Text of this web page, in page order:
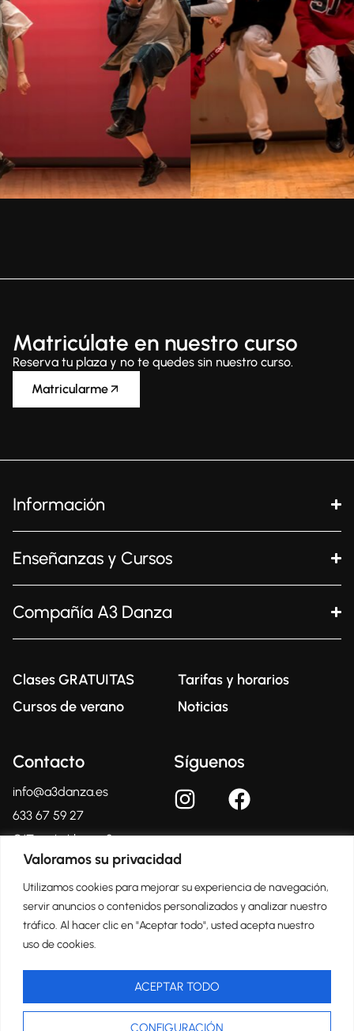
Valoramos su privacidad
Utilizamos cookies para mejorar su experiencia de navegación,
servir anuncios o contenidos personalizados y analizar nuestro
tráfico. Al hacer clic en "Aceptar todo", usted acepta nuestro
uso de cookies.
CONFIGURACIÓN
ACEPTAR TODO
Matricúlate en nuestro curso
Reserva tu plaza y no te quedes sin nuestro curso.
Matricularme
Información
Enseñanzas y Cursos
Compañía A3 Danza
Clases GRATUITAS
Cursos de verano
Tarifas y horarios
Noticias
Contacto
info@a3danza.es
633 67 59 27
C/Tomás Llacer, 2
03804 – Alcoy
Síguenos
Centro Oficial Certificado